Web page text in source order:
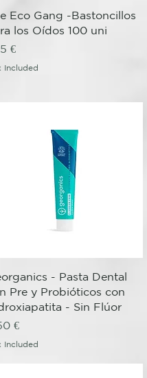
Quick View
Eco Gang -Bastoncillos
los Oídos 100 uni
€
Included
Quick View
- Pasta Dental
Pre y Probióticos con
- Sin Flúor
€
Included